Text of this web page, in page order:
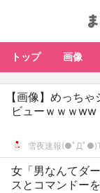
トップ 画像
【画像】めっち
ビューｗｗｗww
雪夜速報(●ﾟДﾟ
女「男なんてダ
スとコマンドー